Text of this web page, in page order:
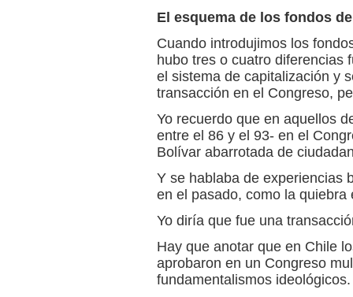
El esquema de los fondos
Cuando introdujimos los
hubo tres o cuatro diferencias
el sistema de capitalización y
transacción en el Congreso,
Yo recuerdo que en aquellos
entre el 86 y el 93- en el
Bolívar abarrotada de
Y se hablaba de experiencias
en el pasado, como la
Yo diría que fue una
Hay que anotar que en Chile
aprobaron en un Congreso
fundamentalismos ideológicos.